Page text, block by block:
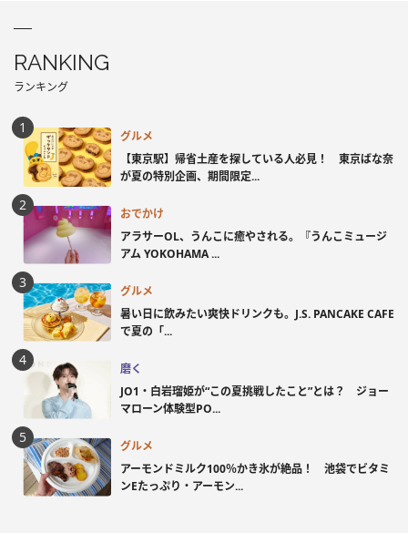
RANKING
ランキング
グルメ
【東京駅】帰省土産を探している人必見！ 東京ばな奈
が夏の特別企画、期間限定...
おでかけ
アラサーOL、うんこに癒やされる。『うんこミュージ
アム YOKOHAMA ...
グルメ
暑い日に飲みたい爽快ドリンクも。J.S. PANCAKE CAFE
で夏の「...
磨く
JO1・白岩瑠姫が“この夏挑戦したこと”とは？ ジョー
マローン体験型PO...
グルメ
アーモンドミルク100％かき氷が絶品！ 池袋でビタミ
ンEたっぷり・アーモン...